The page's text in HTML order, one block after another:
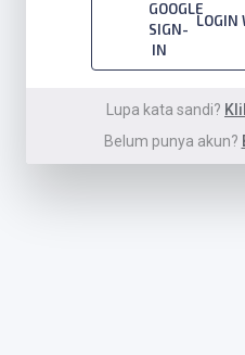
LOGIN
Lupa kata sandi?
Belum punya akun?